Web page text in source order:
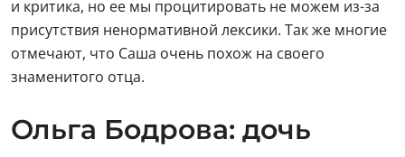
и критика, но ее мы процитировать не можем из-за
присутствия ненормативной лексики. Так же многие
отмечают, что Саша очень похож на своего
знаменитого отца.
Ольга Бодрова: дочь